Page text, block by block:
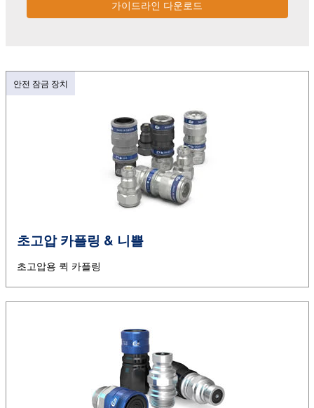
가이드라인 다운로드
안전 잠금 장치
초고압 카플링 & 니쁠
초고압용 퀵 카플링